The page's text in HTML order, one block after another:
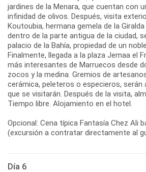
jardines de la Menara, que cuentan con
infinidad de olivos. Después, visita
Koutoubia, hermana gemela de la Giralda
dentro de la parte antigua de la ciudad,
palacio de la Bahía, propiedad de un
Finalmente, llegada a la plaza Jemaa el
más interesantes de Marruecos desde
zocos y la medina. Gremios de
cerámica, peleteros o especieros, serán
que se visitarán. Después de la visita,
Tiempo libre. Alojamiento en el hotel.
Opcional: Cena típica Fantasía Chez Ali
(excursión a contratar directamente al
Día 6